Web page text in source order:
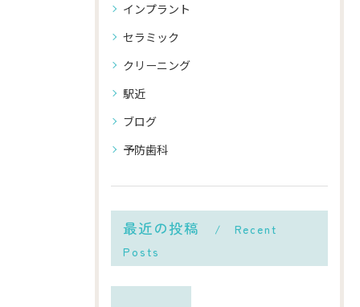
インプラント
セラミック
クリーニング
駅近
ブログ
予防歯科
最近の投稿
Recent
Posts